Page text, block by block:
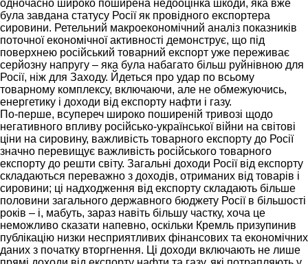
одночасно широко поширена недооцінка шкоди, яка вже
була завдана статусу Росії як провідного експортера
сировини. Ретельний макроекономічний аналіз показників
поточної економічної активності демонструє, що під
поверхнею російський товарний експорт уже переживає
серйозну напругу – яка була набагато більш руйнівною для
Росії, ніж для Заходу. Йдеться про удар по всьому
товарному комплексу, включаючи, але не обмежуючись,
енергетику і доходи від експорту нафти і газу.
По-перше, всупереч широко поширеній тривозі щодо
негативного впливу російсько-української війни на світові
ціни на сировину, важливість товарного експорту до Росії
значно перевищує важливість російського товарного
експорту до решти світу. Загальні доходи Росії від експорту
складаються переважно з доходів, отриманих від товарів і
сировини; ці надходження від експорту складають більше
половини загального державного бюджету Росії в більшості
років – і, мабуть, зараз навіть більшу частку, хоча це
неможливо сказати напевно, оскільки Кремль призупинив
публікацію низки несприятливих фінансових та економічних
даних з початку вторгнення. Ці доходи включають не лише